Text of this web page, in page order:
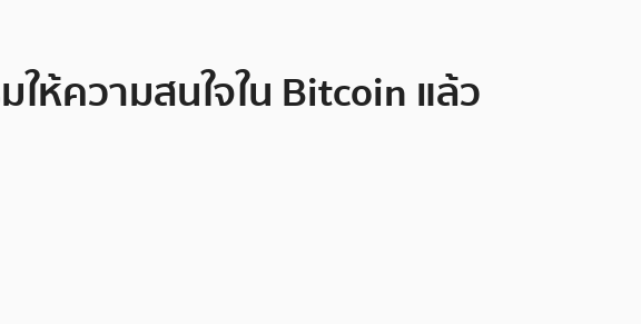
ห้ความสนใจใน Bitcoin แล้ว